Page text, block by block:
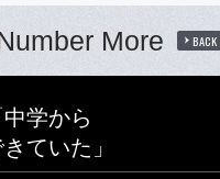
More
学から
ていた」